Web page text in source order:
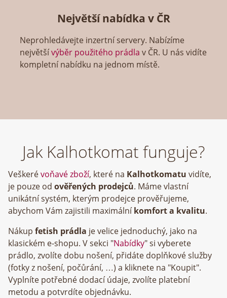
Největší nabídka v ČR
Neprohledávejte inzertní servery. Nabízíme
největšívýběr použitého prádla v ČR. U nás vidíte
kompletní nabídku na jednom místě.
Jak Kalhotkomat funguje?
Veškerévoňavé zboží, které na Kalhotkomatu vidíte,
je pouze od ověřených prodejců. Máme vlastní
unikátní systém, kterým prodejce prověřujeme,
abychom Vám zajistili maximálníkomfort a kvalitu.
Nákup fetish prádla je velice jednoduchý, jako na
klasickém e-shopu. V sekci "Nabídky" si vyberete
prádlo, zvolíte dobu nošení, přidáte doplňkové služby
(fotky z nošení, počůrání, …) a kliknete na "Koupit".
Vyplníte potřebné dodací údaje, zvolíte platební
metodu a potvrdíte objednávku.